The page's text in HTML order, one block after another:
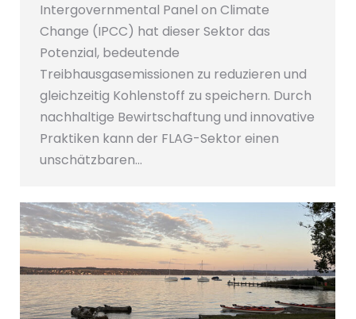
Intergovernmental Panel on Climate
Change (IPCC) hat dieser Sektor das
Potenzial, bedeutende
Treibhausgasemissionen zu reduzieren und
gleichzeitig Kohlenstoff zu speichern. Durch
nachhaltige Bewirtschaftung und innovative
Praktiken kann der FLAG-Sektor einen
unschätzbaren…